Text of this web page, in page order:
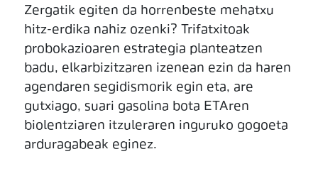
Zergatik egiten da horrenbeste mehatxu
hitz-erdika nahiz ozenki? Trifatxitoak
probokazioaren estrategia planteatzen
badu, elkarbizitzaren izenean ezin da haren
agendaren segidismorik egin eta, are
gutxiago, suari gasolina bota ETAren
biolentziaren itzuleraren inguruko gogoeta
arduragabeak eginez.